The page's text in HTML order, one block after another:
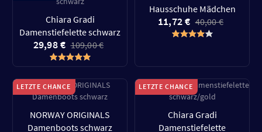
Chiara Gradi
Damenstiefelette schwarz
29,98 € 109,00 €
Hausschuhe Mädchen
11,72 € 40,00 €
LETZTE CHANCE
NORWAY ORIGINALS
Damenboots schwarz
LETZTE CHANCE
Chiara Gradi
Damenstiefelette